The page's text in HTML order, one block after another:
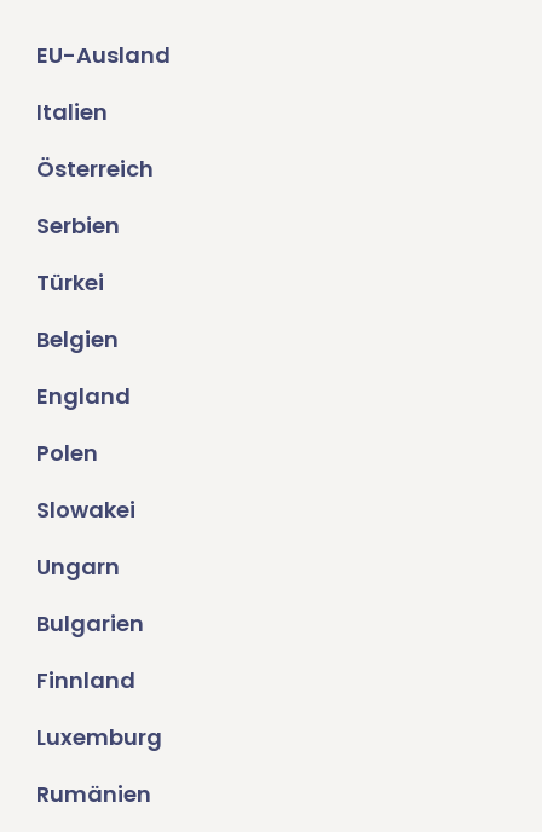
EU-Ausland
Italien
Österreich
Serbien
Türkei
Belgien
England
Polen
Slowakei
Ungarn
Bulgarien
Finnland
Luxemburg
Rumänien